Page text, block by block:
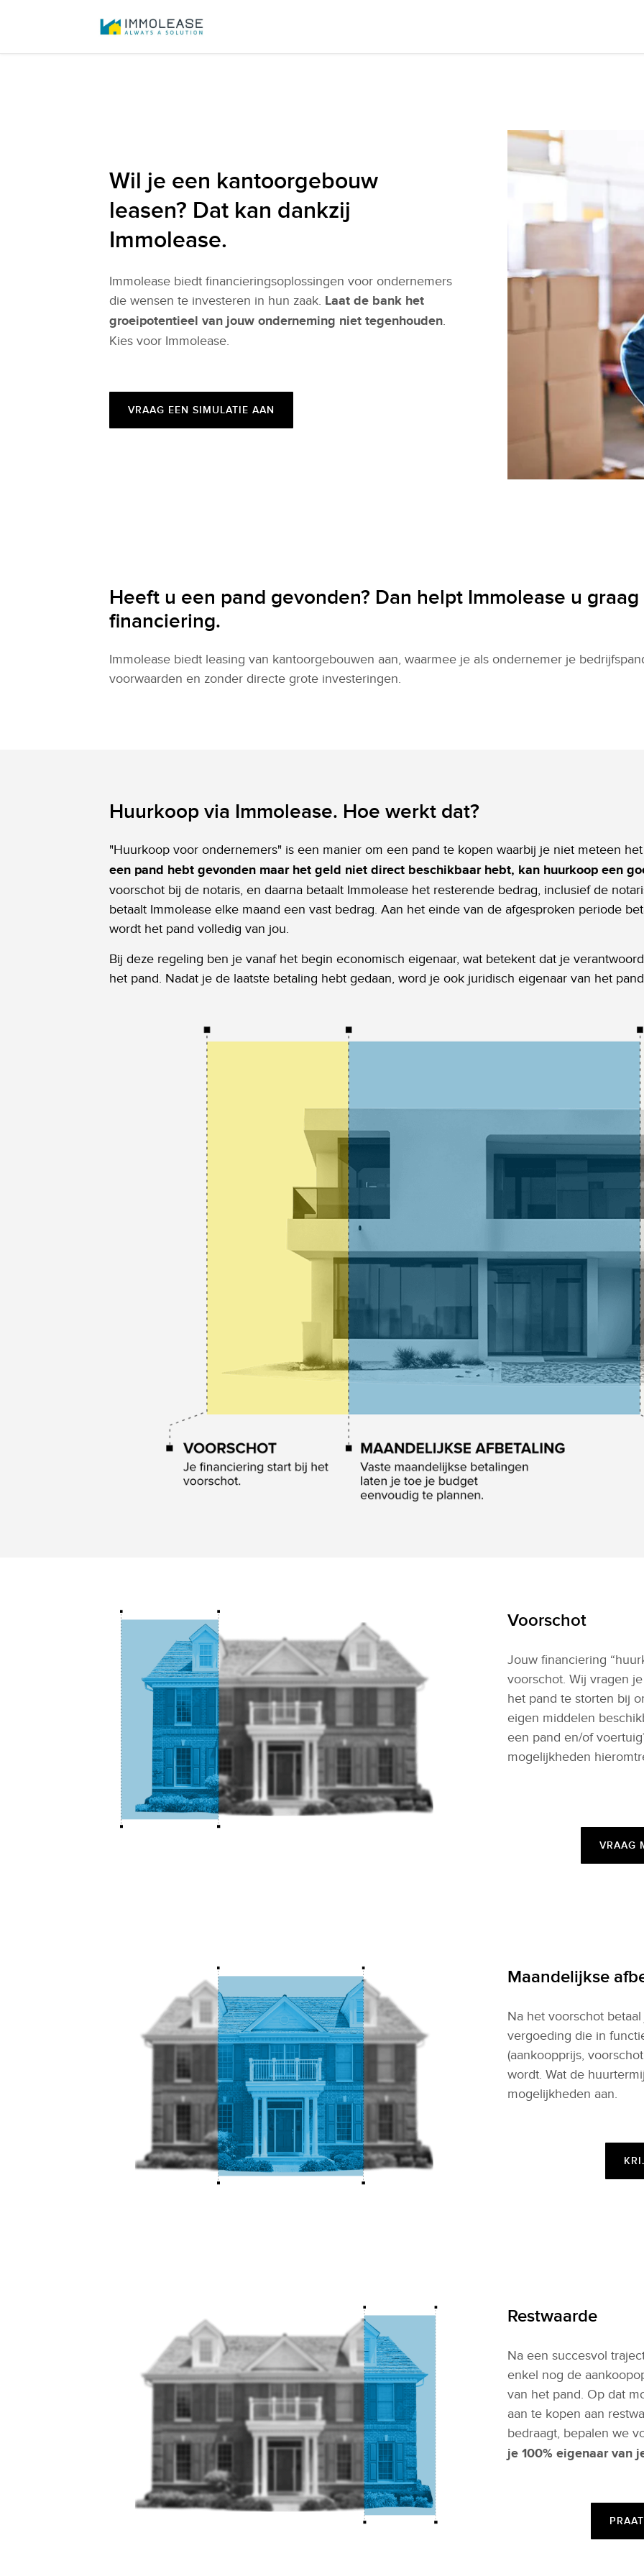
Wil je een kantoorgebouw
leasen? Dat kan dankzij
Immolease.
Immolease biedt financieringsoplossingen voor ondernemers
die wensen te investeren in hun zaak. Laat de bank het
groeipotentieel van jouw onderneming niet tegenhouden.
Kies voor Immolease.
VRAAG EEN SIMULATIE AAN
Heeft u een pand gevonden? Dan helpt Immolease u
financiering.
Immolease biedt leasing van kantoorgebouwen aan, waarmee je als ondernemer je
voorwaarden en zonder directe grote investeringen.
Huurkoop via Immolease. Hoe werkt dat?
"Huurkoop voor ondernemers" is een manier om een pand te kopen waarbij je niet meteen
een pand hebt gevonden maar het geld niet direct beschikbaar hebt, kan huurkoop een
voorschot bij de notaris, en daarna betaalt Immolease het resterende bedrag, inclusief de
betaalt Immolease elke maand een vast bedrag. Aan het einde van de afgesproken periode
wordt het pand volledig van jou.
Bij deze regeling ben je vanaf het begin economisch eigenaar, wat betekent dat je
het pand. Nadat je de laatste betaling hebt gedaan, word je ook juridisch eigenaar van het
Voorschot
Jouw financiering
voorschot. Wij vragen
het pand te storten bij
eigen middelen
een pand en/of
mogelijkheden
VRAAG
Maandelijkse
Na het voorschot
vergoeding die in
(aankoopprijs,
wordt. Wat de
mogelijkheden aan.
Restwaarde
Na een succesvol
enkel nog de
van het pand. Op dat
aan te kopen aan
bedraagt, bepalen we
je 100% eigenaar van